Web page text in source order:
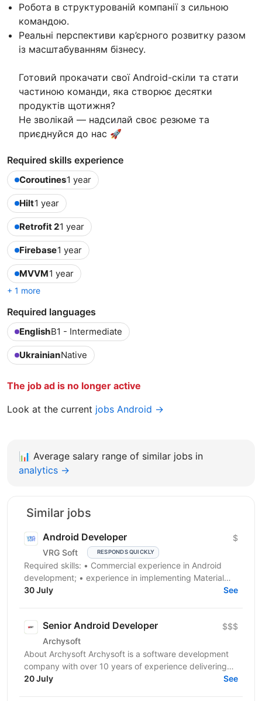
Робота в структурованій компанії з сильною
командою.
Реальні перспективи кар’єрного розвитку разом
із масштабуванням бізнесу.
Готовий прокачати свої Android-скіли та стати
частиною команди, яка створює десятки
продуктів щотижня?
Не зволікай — надсилай своє резюме та
приєднуйся до нас 🚀
Required skills experience
Coroutines1 year
Hilt1 year
Retrofit 21 year
Firebase1 year
MVVM1 year
+ 1 more
Required languages
EnglishB1 - Intermediate
UkrainianNative
The job ad is no longer active
Look at the current jobs Android →
📊 Average salary range of similar jobs in
analytics →
Similar jobs
Android Developer
VRG Soft RESPONDS QUICKLY
$
Required skills: • Сommercial experience in Android
development; • experience in implementing Material
Design and well designed UI; • advanced knowledge...
30 July See
Senior Android Developer
Archysoft
$$$
About Archysoft Archysoft is a software development
company with over 10 years of experience delivering
solutions to clients across the United States and...
20 July See